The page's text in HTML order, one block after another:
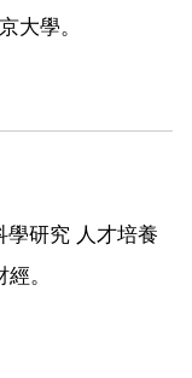
大學。
研究 人才培養
。